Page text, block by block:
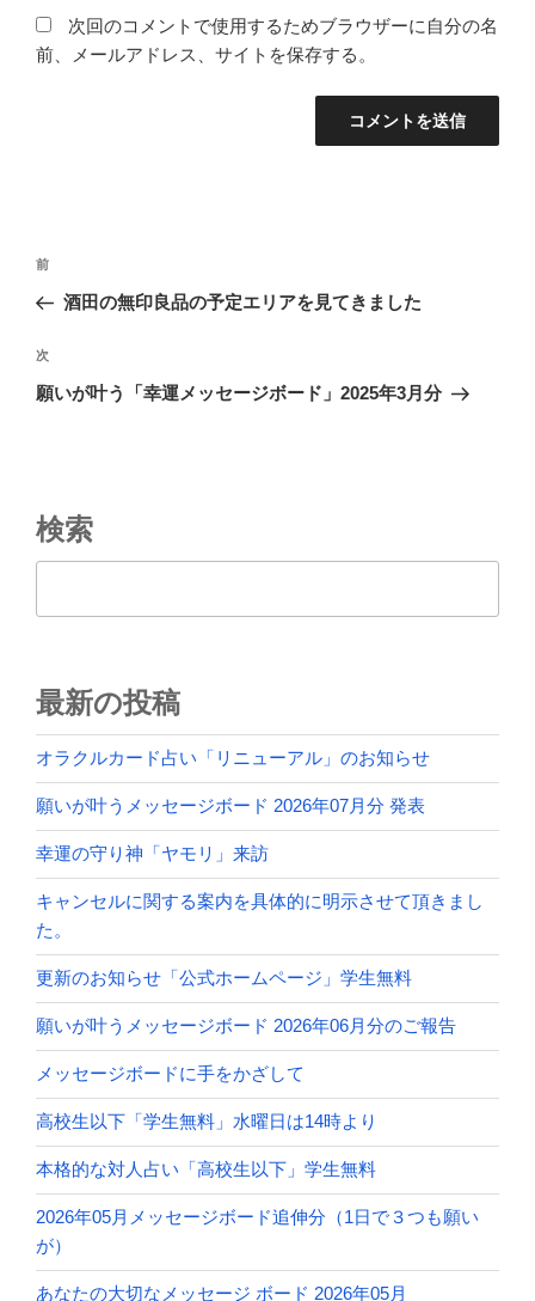
次回のコメントで使用するためブラウザーに自分の名
前、メールアドレス、サイトを保存する。
投
ビ
ゲ
ン
前
の
稿
前
酒田の無印良品の予定エリアを見てきました
次
の
次
願いが叶う「幸運メッセージボード」2025年3月分
検索
最新の投稿
オラクルカード占い「リニューアル」のお知らせ
願いが叶うメッセージボード 2026年07月分 発表
幸運の守り神「ヤモリ」来訪
キャンセルに関する案内を具体的に明示させて頂きまし
た。
更新のお知らせ「公式ホームページ」学生無料
願いが叶うメッセージボード 2026年06月分のご報告
メッセージボードに手をかざして
高校生以下「学生無料」水曜日は14時より
本格的な対人占い「高校生以下」学生無料
2026年05月メッセージボード追伸分（1日で３つも願い
が）
あなたの大切なメッセージ ボード 2026年05月